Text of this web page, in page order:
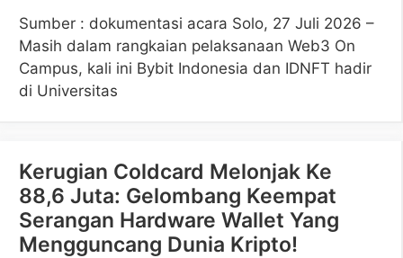
Sumber : dokumentasi acara Solo, 27 Juli 2026 –
Masih dalam rangkaian pelaksanaan Web3 On
Campus, kali ini Bybit Indonesia dan IDNFT hadir
di Universitas
Kerugian Coldcard Melonjak Ke
88,6 Juta: Gelombang Keempat
Serangan Hardware Wallet Yang
Mengguncang Dunia Kripto!